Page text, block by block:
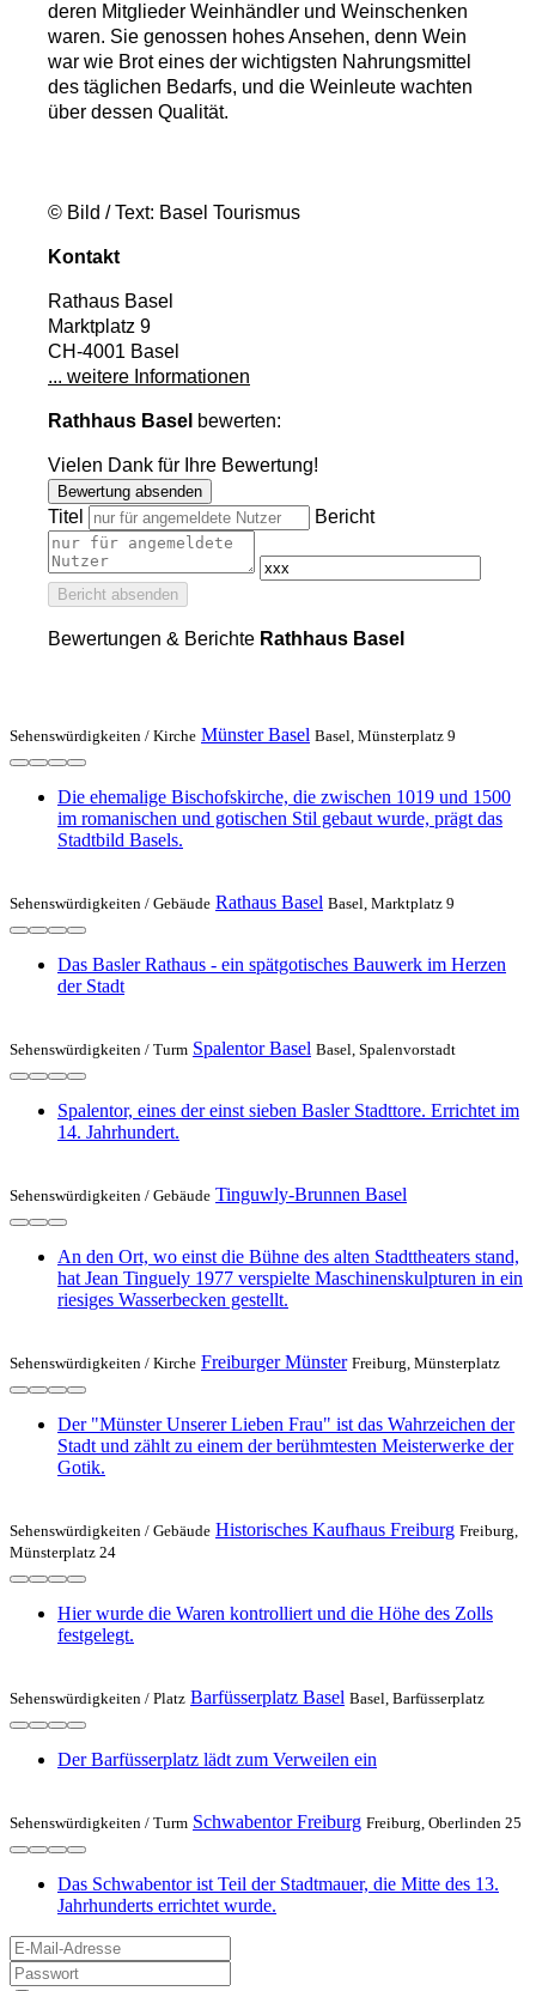
deren Mitglieder Weinhändler und Weinschenken
waren. Sie genossen hohes Ansehen, denn Wein
war wie Brot eines der wichtigsten Nahrungsmittel
des täglichen Bedarfs, und die Weinleute wachten
über dessen Qualität.
© Bild / Text: Basel Tourismus
Kontakt
Rathaus Basel
Marktplatz 9
CH-4001 Basel
... weitere Informationen
Rathhaus Basel bewerten:
Vielen Dank für Ihre Bewertung!
Bewertung absenden
Titel Bericht
Bericht absenden
Bewertungen & Berichte Rathhaus Basel
Sehenswürdigkeiten / Kirche Münster Basel Basel, Münsterplatz 9
Die ehemalige Bischofskirche, die zwischen 1019 und 1500
im romanischen und gotischen Stil gebaut wurde, prägt das
Stadtbild Basels.
Sehenswürdigkeiten / Gebäude Rathaus Basel Basel, Marktplatz 9
Das Basler Rathaus - ein spätgotisches Bauwerk im Herzen
der Stadt
Sehenswürdigkeiten / Turm Spalentor Basel Basel, Spalenvorstadt
Spalentor, eines der einst sieben Basler Stadttore. Errichtet im
14. Jahrhundert.
Sehenswürdigkeiten / Gebäude Tinguwly-Brunnen Basel
An den Ort, wo einst die Bühne des alten Stadttheaters stand,
hat Jean Tinguely 1977 verspielte Maschinenskulpturen in ein
riesiges Wasserbecken gestellt.
Sehenswürdigkeiten / Kirche Freiburger Münster Freiburg, Münsterplatz
Der "Münster Unserer Lieben Frau" ist das Wahrzeichen der
Stadt und zählt zu einem der berühmtesten Meisterwerke der
Gotik.
Sehenswürdigkeiten / Gebäude Historisches Kaufhaus Freiburg Freiburg,
Münsterplatz 24
Hier wurde die Waren kontrolliert und die Höhe des Zolls
festgelegt.
Sehenswürdigkeiten / Platz Barfüsserplatz Basel Basel, Barfüsserplatz
Der Barfüsserplatz lädt zum Verweilen ein
Sehenswürdigkeiten / Turm Schwabentor Freiburg Freiburg, Oberlinden 25
Das Schwabentor ist Teil der Stadtmauer, die Mitte des 13.
Jahrhunderts errichtet wurde.